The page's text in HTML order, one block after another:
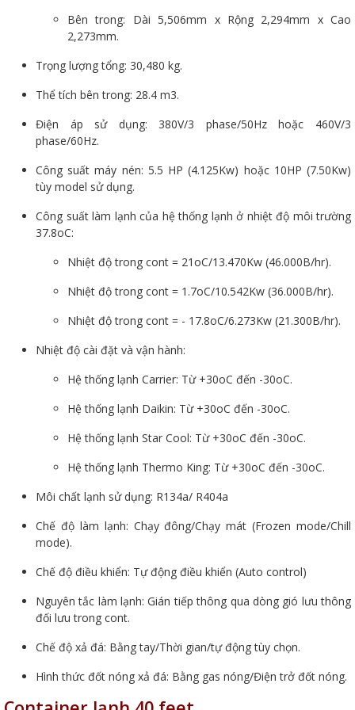
Bên trong: Dài 5,506mm x Rộng 2,294mm x Cao
2,273mm.
Trọng lượng tổng: 30,480 kg.
Thể tích bên trong: 28.4 m3.
Điện áp sử dụng: 380V/3 phase/50Hz hoặc 460V/3
phase/60Hz.
Công suất máy nén: 5.5 HP (4.125Kw) hoặc 10HP (7.50Kw)
tùy model sử dụng.
Công suất làm lạnh của hệ thống lạnh ở nhiệt độ môi trường
37.8oC:
Nhiệt độ trong cont = 21oC/13.470Kw (46.000B/hr).
Nhiệt độ trong cont = 1.7oC/10.542Kw (36.000B/hr).
Nhiệt độ trong cont = - 17.8oC/6.273Kw (21.300B/hr).
Nhiệt độ cài đặt và vận hành:
Hệ thống lạnh Carrier: Từ +30oC đến -30oC.
Hệ thống lạnh Daikin: Từ +30oC đến -30oC.
Hệ thống lạnh Star Cool: Từ +30oC đến -30oC.
Hệ thống lạnh Thermo King: Từ +30oC đến -30oC.
Môi chất lạnh sử dụng: R134a/ R404a
Chế độ làm lạnh: Chạy đông/Chạy mát (Frozen mode/Chill
mode).
Chế độ điều khiển: Tự động điều khiển (Auto control)
Nguyên tắc làm lạnh: Gián tiếp thông qua dòng gió lưu thông
đối lưu trong cont.
Chế độ xả đá: Bằng tay/Thời gian/tự động tùy chọn.
Hình thức đốt nóng xả đá: Bằng gas nóng/Điện trở đốt nóng.